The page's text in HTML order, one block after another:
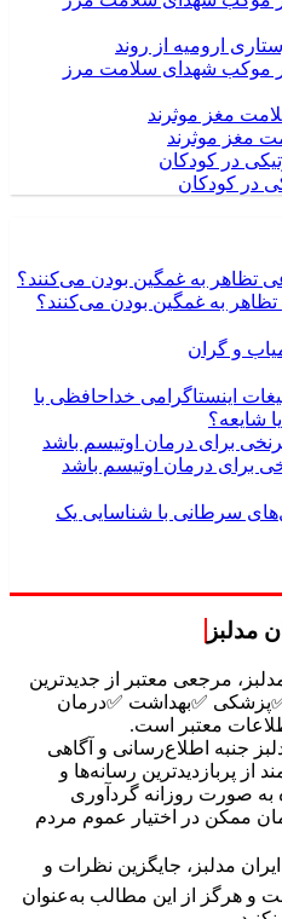
ارومیه از روند
موکب شهدای سلامت مرز
مغز موثرند
در کودکان
به غمگین بودن می‌کنند؟
و گران
اینستاگرامی خداحافظی با
برای درمان اوتیسم باشد
سرطانی با شناسایی یک
مدلبز
مرجعی معتبر از جدیدترین
✅بهداشت ✅درمان
معتبر است.
جنبه اطلاع‌رسانی و آگاهی
پربازدیدترین رسانه‌ها و
به صورت روزانه گردآوری
ممکن در اختیار عموم مردم
مدلبز، جایگزین نظرات و
هرگز از این مطالب به‌عنوان